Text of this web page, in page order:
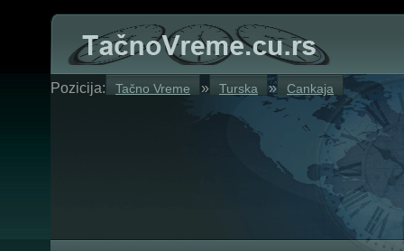
Pozicija: Tačno Vreme » Turska » Cankaja